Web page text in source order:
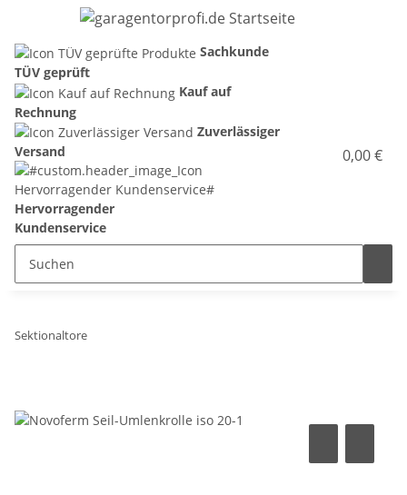
Sachkunde
TÜV geprüft
Kauf auf
Rechnung
Zuverlässiger
Versand
Hervorragender
Kundenservice
0,00 €
Sektionaltore